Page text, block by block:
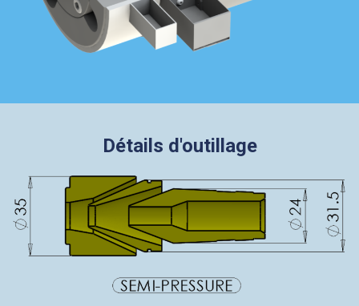
Détails d'outillage